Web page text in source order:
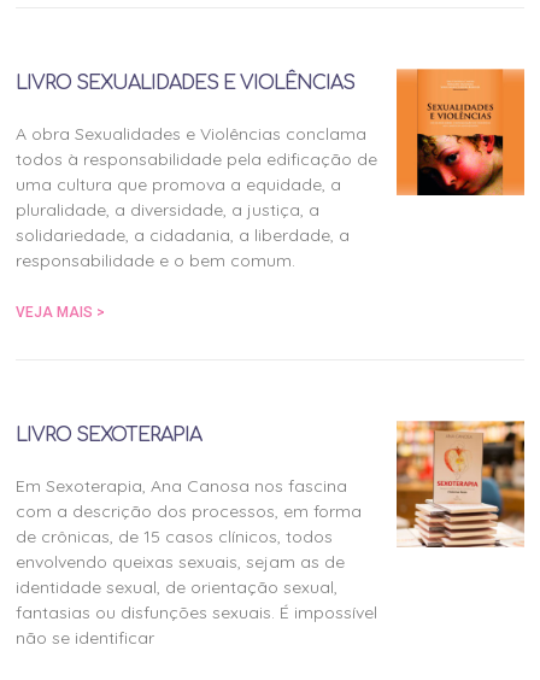
LIVRO SEXUALIDADES E VIOLÊNCIAS
A obra Sexualidades e Violências conclama
todos à responsabilidade pela edificação de
uma cultura que promova a equidade, a
pluralidade, a diversidade, a justiça, a
solidariedade, a cidadania, a liberdade, a
responsabilidade e o bem comum.
VEJA MAIS >
LIVRO SEXOTERAPIA
Em Sexoterapia, Ana Canosa nos fascina
com a descrição dos processos, em forma
de crônicas, de 15 casos clínicos, todos
envolvendo queixas sexuais, sejam as de
identidade sexual, de orientação sexual,
fantasias ou disfunções sexuais. É impossível
não se identificar